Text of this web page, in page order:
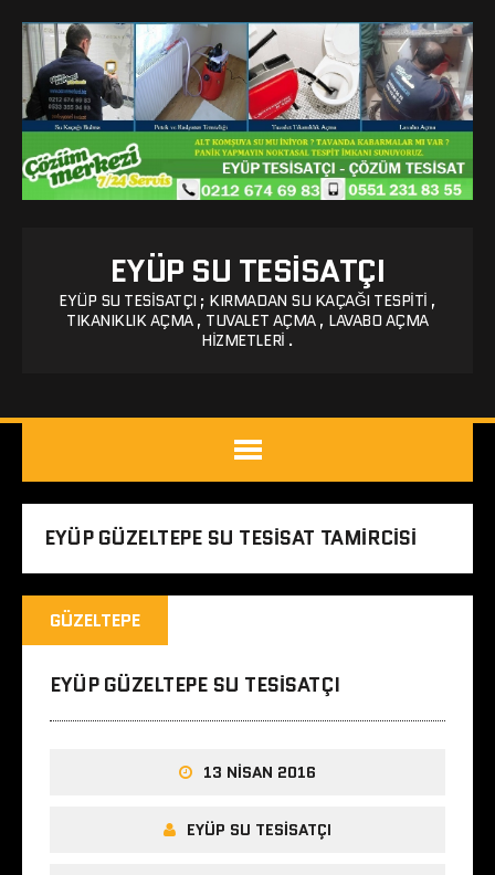
EYÜP SU TESISATÇI
EYÜP SU TESISATÇI ; KIRMADAN SU KAÇAĞI TESPITI ,
TIKANIKLIK AÇMA , TUVALET AÇMA , LAVABO AÇMA
HIZMETLERI .
EYÜP GÜZELTEPE SU TESISAT TAMIRCISI
GÜZELTEPE
EYÜP GÜZELTEPE SU TESISATÇI
13 NISAN 2016
EYÜP SU TESISATÇI